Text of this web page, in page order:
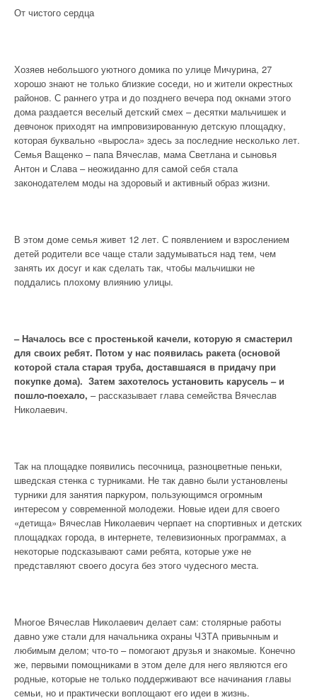
От чистого сердца
Хозяев небольшого уютного домика по улице Мичурина, 27
хорошо знают не только близкие соседи, но и жители окрестных
районов. С раннего утра и до позднего вечера под окнами этого
дома раздается веселый детский смех – десятки мальчишек и
девчонок приходят на импровизированную детскую площадку,
которая буквально «выросла» здесь за последние несколько лет.
Семья Ващенко – папа Вячеслав, мама Светлана и сыновья
Антон и Слава – неожиданно для самой себя стала
законодателем моды на здоровый и активный образ жизни.
В этом доме семья живет 12 лет. С появлением и взрослением
детей родители все чаще стали задумываться над тем, чем
занять их досуг и как сделать так, чтобы мальчишки не
поддались плохому влиянию улицы.
– Началось все с простенькой качели, которую я смастерил
для своих ребят. Потом у нас появилась ракета (основой
которой стала старая труба, доставшаяся в придачу при
покупке дома). Затем захотелось установить карусель – и
пошло-поехало, – рассказывает глава семейства Вячеслав
Николаевич.
Так на площадке появились песочница, разноцветные пеньки,
шведская стенка с турниками. Не так давно были установлены
турники для занятия паркуром, пользующимся огромным
интересом у современной молодежи. Новые идеи для своего
«детища» Вячеслав Николаевич черпает на спортивных и детских
площадках города, в интернете, телевизионных программах, а
некоторые подсказывают сами ребята, которые уже не
представляют своего досуга без этого чудесного места.
Многое Вячеслав Николаевич делает сам: столярные работы
давно уже стали для начальника охраны ЧЗТА привычным и
любимым делом; что-то – помогают друзья и знакомые. Конечно
же, первыми помощниками в этом деле для него являются его
родные, которые не только поддерживают все начинания главы
семьи, но и практически воплощают его идеи в жизнь.